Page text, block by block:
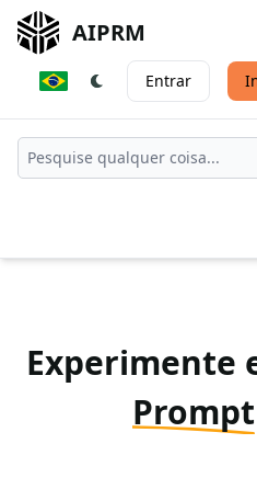
AIPRM
Entrar
Experimente
Prompt